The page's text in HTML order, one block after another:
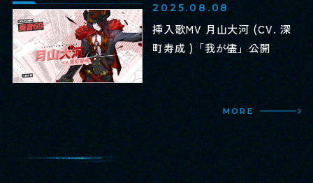
2025.08.08
挿入歌MV 月山大河 (CV. 深
町寿成 )「我が儘」公開
MORE